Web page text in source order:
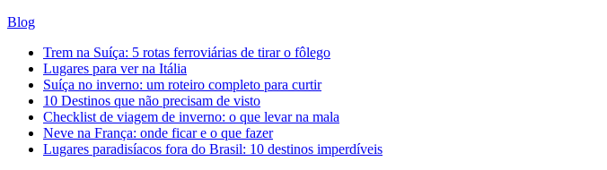
Blog
Trem na Suíça: 5 rotas ferroviárias de tirar o fôlego
Lugares para ver na Itália
Suíça no inverno: um roteiro completo para curtir
10 Destinos que não precisam de visto
Checklist de viagem de inverno: o que levar na mala
Neve na França: onde ficar e o que fazer
Lugares paradisíacos fora do Brasil: 10 destinos imperdíveis